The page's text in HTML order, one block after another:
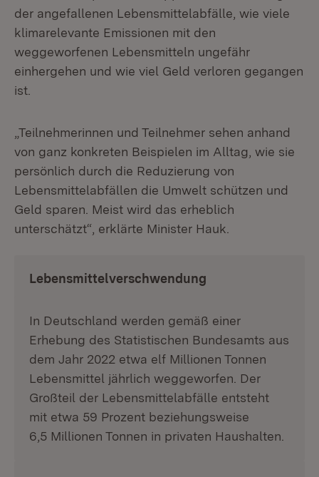
der angefallenen Lebensmittelabfälle, wie viele
klimarelevante Emissionen mit den
weggeworfenen Lebensmitteln ungefähr
einhergehen und wie viel Geld verloren gegangen
ist.
„Teilnehmerinnen und Teilnehmer sehen anhand
von ganz konkreten Beispielen im Alltag, wie sie
persönlich durch die Reduzierung von
Lebensmittelabfällen die Umwelt schützen und
Geld sparen. Meist wird das erheblich
unterschätzt“, erklärte Minister Hauk.
Lebensmittelverschwendung
In Deutschland werden gemäß einer
Erhebung des Statistischen Bundesamts aus
dem Jahr 2022 etwa elf Millionen Tonnen
Lebensmittel jährlich weggeworfen. Der
Großteil der Lebensmittelabfälle entsteht
mit etwa 59 Prozent beziehungsweise
6,5 Millionen Tonnen in privaten Haushalten.